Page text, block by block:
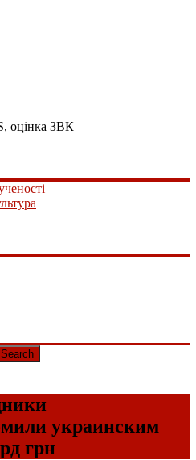
оцінка ЗВК
Search
украинским
грн